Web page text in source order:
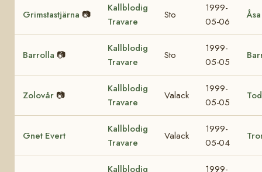
Grimstastjärna 📷
Kallblodig
Travare
Sto
1999-
05-06
Barrolla 📷
Kallblodig
Travare
Sto
1999-
05-05
Zolovår 📷
Kallblodig
Travare
Valack
1999-
05-05
Gnet Evert
Kallblodig
Travare
Valack
1999-
05-04
Kallblodig 1999-